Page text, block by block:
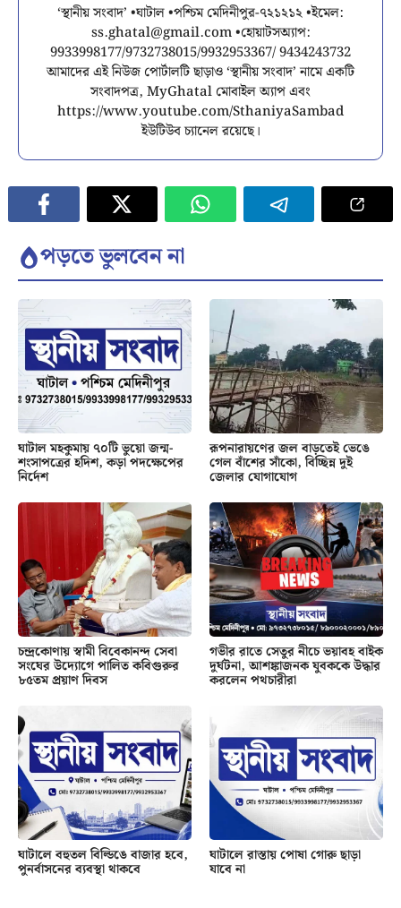
‘স্থানীয় সংবাদ’ •ঘাটাল •পশ্চিম মেদিনীপুর-৭২১২১২ •ইমেল:
ss.ghatal@gmail.com•হোয়াটসঅ্যাপ:
9933998177/9732738015/9932953367/ 9434243732
আমাদের এই নিউজ পোর্টালটি ছাড়াও ‘স্থানীয় সংবাদ’ নামে একটি
সংবাদপত্র, MyGhatal মোবাইল অ্যাপ এবং
https://www.youtube.com/SthaniyaSambad
ইউটিউব চ্যানেল রয়েছে।
পড়তে ভুলবেন না
ঘাটাল মহকুমায় ৭০টি ভুয়ো জন্ম-
শংসাপত্রের হদিশ, কড়া পদক্ষেপের
নির্দেশ
রূপনারায়ণের জল বাড়তেই ভেঙে
গেল বাঁশের সাঁকো, বিচ্ছিন্ন দুই
জেলার যোগাযোগ
চন্দ্রকোণায় স্বামী বিবেকানন্দ সেবা
সংঘের উদ্যোগে পালিত কবিগুরুর
৮৫তম প্রয়াণ দিবস
গভীর রাতে সেতুর নীচে ভয়াবহ বাইক
দুর্ঘটনা, আশঙ্কাজনক যুবককে উদ্ধার
করলেন পথচারীরা
ঘাটালে বহুতল বিল্ডিঙে বাজার হবে,
পুনর্বাসনের ব্যবস্থা থাকবে
ঘাটালে রাস্তায় পোষা গোরু ছাড়া
যাবে না